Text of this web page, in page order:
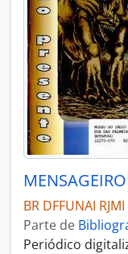
BR DFFUNAI
Parte de
Periódico